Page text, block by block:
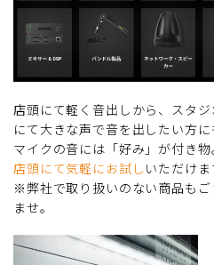
店頭にて軽く音出しから、スタジ
にて大きな声で音を出したい方に
マイクの音には「好み」が付き
店頭にて気軽にお試し いただけま
※弊社で取り扱いのない商品も
ませ。